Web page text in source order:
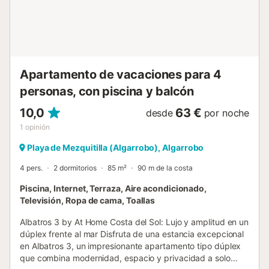
Apartamento de vacaciones para 4
personas, con piscina y balcón
10,0
1 opinión
desde 63 € por noche
Playa de Mezquitilla (Algarrobo), Algarrobo
4 pers. 2 dormitorios 85 m² 90 m de la costa
Piscina, Internet, Terraza, Aire acondicionado,
Televisión, Ropa de cama, Toallas
Albatros 3 by At Home Costa del Sol: Lujo y amplitud en un
dúplex frente al mar Disfruta de una estancia excepcional
en Albatros 3, un impresionante apartamento tipo dúplex
que combina modernidad, espacio y privacidad a solo